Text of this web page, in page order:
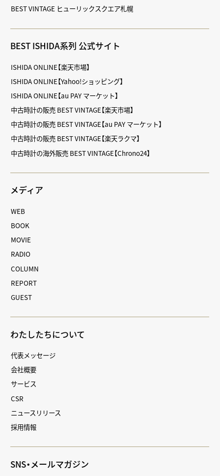
BEST VINTAGE ヒューリックスクエア札幌
BEST ISHIDA系列 公式サイト
ISHIDA ONLINE【楽天市場】
ISHIDA ONLINE【Yahoo!ショッピング】
ISHIDA ONLINE【au PAY マーケット】
中古時計の販売 BEST VINTAGE【楽天市場】
中古時計の販売 BEST VINTAGE【au PAY マーケット】
中古時計の販売 BEST VINTAGE【楽天ラクマ】
中古時計の海外販売 BEST VINTAGE【Chrono24】
メディア
WEB
BOOK
MOVIE
RADIO
COLUMN
REPORT
GUEST
わたしたちについて
代表メッセージ
会社概要
サービス
CSR
ニュースリリース
採用情報
SNS・メールマガジン